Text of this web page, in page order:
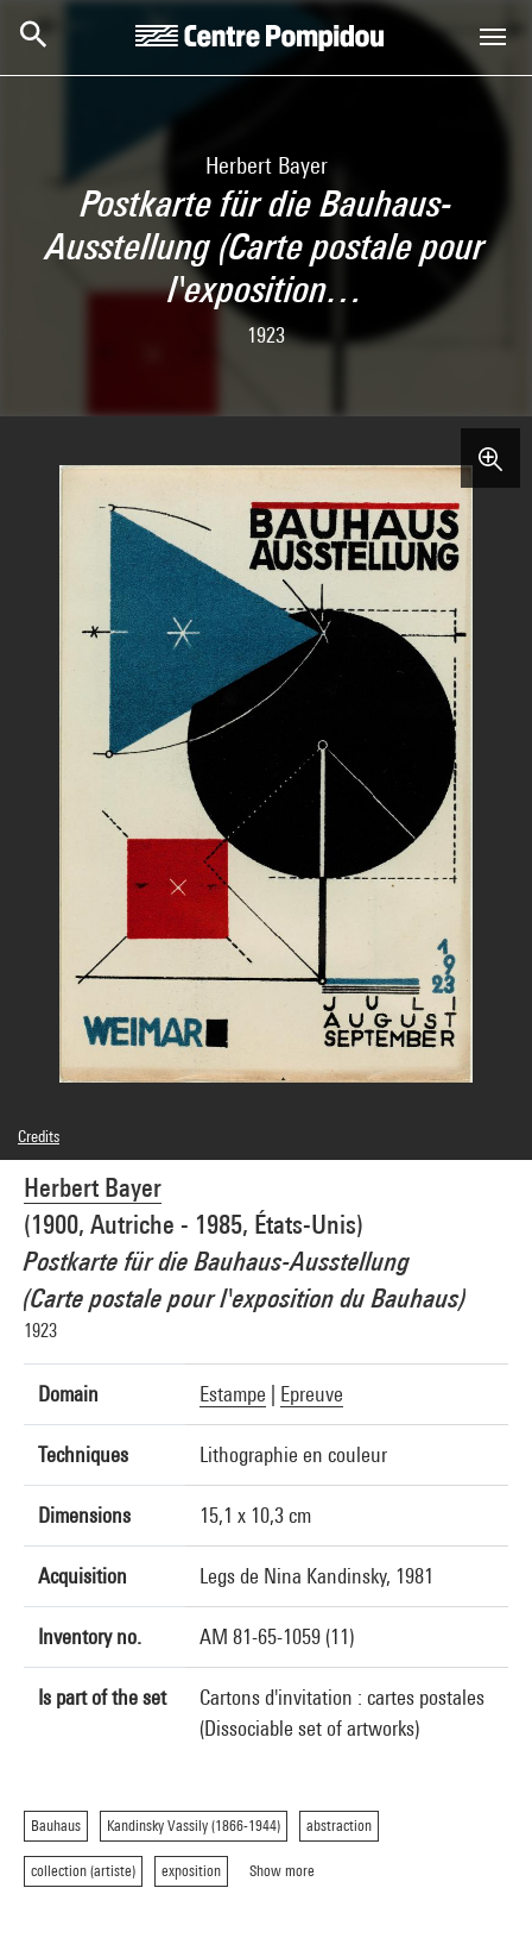
Herbert Bayer
Postkarte für die Bauhaus-
Ausstellung (Carte postale pour
l'exposition…
1923
Herbert Bayer
(1900, Autriche - 1985, États-Unis)
Postkarte für die Bauhaus-Ausstellung
(Carte postale pour l'exposition du Bauhaus)
1923
Domain Estampe Epreuve
Techniques Lithographie en couleur
Dimensions 15,1 x 10,3 cm
Acquisition Legs de Nina Kandinsky, 1981
Inventory no. AM 81-65-1059 (11)
Is part of the set
Cartons d'invitation : cartes postales
(Dissociable set of artworks)
Bauhaus Kandinsky Vassily (1866-1944) abstraction
collection (artiste) exposition Show more
Credits
© Adagp, Paris
Photo credits : Centre Pompidou, MNAM-CCI/Philippe Migeat/Dist. GrandPalaisRmn
Image reference : 4N02487
Image presentation :GrandPalaisRmnPhoto